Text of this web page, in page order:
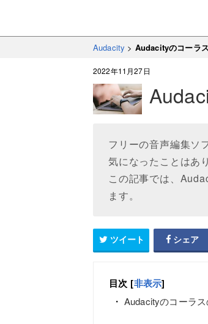
Audacity > Audacityのコーラ
2022年11月27日
フリーの音声編集ソ
気になったことはあ
この記事では、
ます。
ツイート シェア
目次 [非表示]
Audacityのコーラ